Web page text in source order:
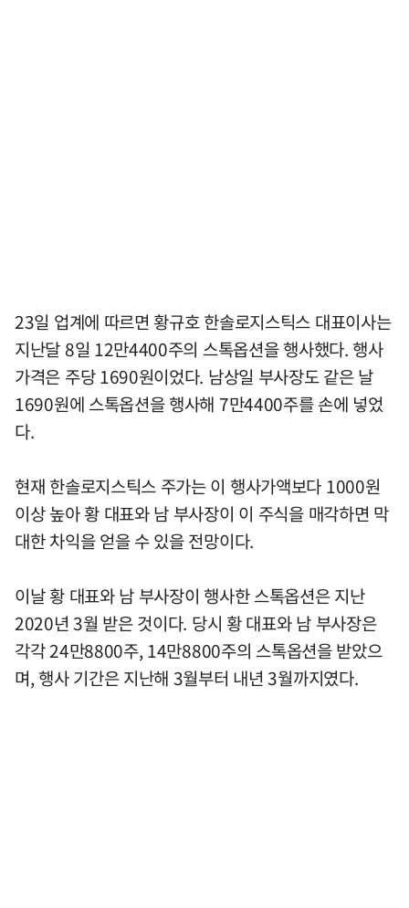
23일 업계에 따르면 황규호 한솔로지스틱스 대표이사는
지난달 8일 12만4400주의 스톡옵션을 행사했다. 행사
가격은 주당 1690원이었다. 남상일 부사장도 같은 날
1690원에 스톡옵션을 행사해 7만4400주를 손에 넣었
다.
현재 한솔로지스틱스 주가는 이 행사가액보다 1000원
이상 높아 황 대표와 남 부사장이 이 주식을 매각하면 막
대한 차익을 얻을 수 있을 전망이다.
이날 황 대표와 남 부사장이 행사한 스톡옵션은 지난
2020년 3월 받은 것이다. 당시 황 대표와 남 부사장은
각각 24만8800주, 14만8800주의 스톡옵션을 받았으
며, 행사 기간은 지난해 3월부터 내년 3월까지였다.